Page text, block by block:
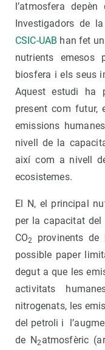
l’atmosfera
Investigadors de
CSIC-UAB han fet
nutrients
biosfera i els seus
Aquest estudi ha
present com futur,
emissions
nivell de la
així com a nivell
ecosistemes.
El N, el principal
per la capacitat
CO2
provinents
possible paper
degut a que les
activitats
nitrogenats, les
del petroli i
de N2atmosfèric